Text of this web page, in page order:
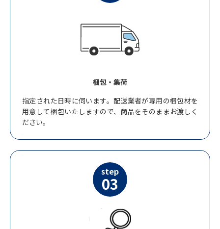
梱包・集荷
指定された日時に伺います。配送業者が専用の梱包材を
用意して梱包いたしますので、商品をそのままお渡しく
ださい。
step
03